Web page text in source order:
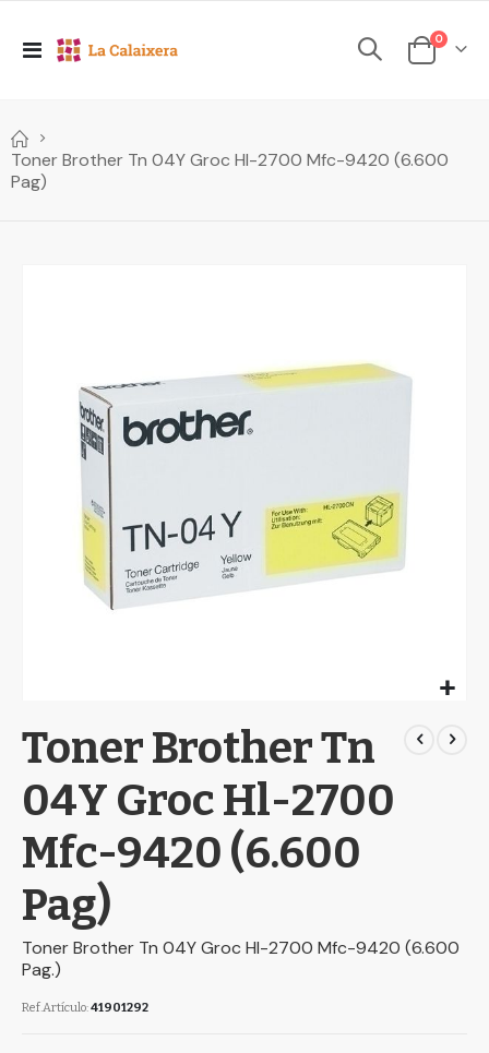
Toggle
Cesta
0elements
Toner Brother Tn 04Y Groc Hl-2700 Mfc-9420 (6.600
Pag)
to
the
beginning
of
images
gallery
Toner Brother Tn
04Y Groc Hl-2700
Mfc-9420 (6.600
Pag)
Toner Brother Tn 04Y Groc Hl-2700 Mfc-9420 (6.600
Pag.)
Ref.Artículo 41901292